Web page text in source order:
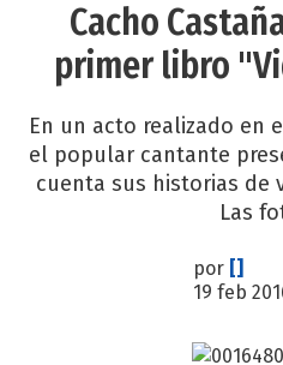
Cacho
primer libro
En un acto realizado en
el popular cantante
cuenta sus historias de
Las
por []
19 feb